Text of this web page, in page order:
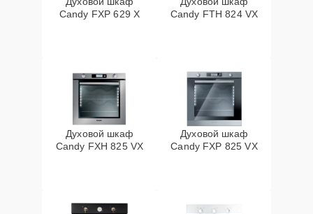
Candy FXP 629 X
Candy FTH 824 VX
Духовой шкаф
Candy FXH 825 VX
Духовой шкаф
Candy FXP 825 VX